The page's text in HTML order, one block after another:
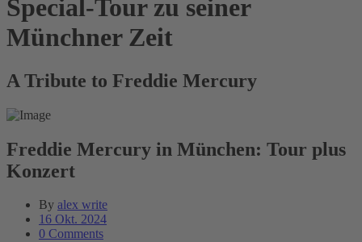
Special-Tour zu seiner
Münchner Zeit
A Tribute to Freddie Mercury
Freddie Mercury in München: Tour plus
Konzert
By alex write
16 Okt. 2024
0 Comments